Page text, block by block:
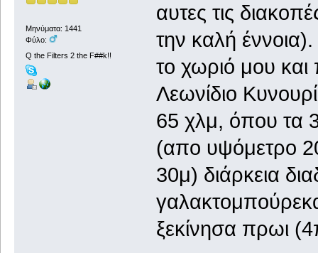
Μηνύματα: 1441
Φύλο:
Q the Filters 2 the F##k!!
αυτες τις
την καλή
το χωριό μου
Λεωνίδιο
65 χλμ, όπου τα
(απο υψόμετρο
30μ) διάρκεια
ξεκίνησα πρωι